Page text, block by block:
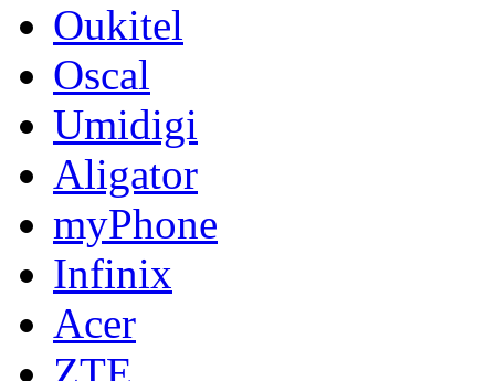
Oukitel
Oscal
Umidigi
Aligator
myPhone
Infinix
Acer